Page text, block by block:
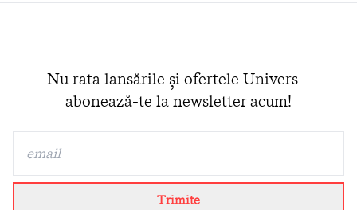
Nu rata lansările și ofertele Univers –
abonează-te la newsletter acum!
Trimite